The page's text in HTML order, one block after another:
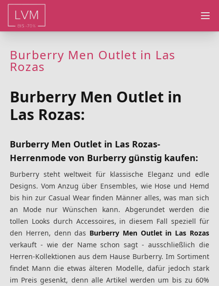
Burberry Men Outlet in Las
Rozas
Burberry Men Outlet in
Las Rozas:
Burberry Men Outlet in Las Rozas-
Herrenmode von Burberry günstig kaufen:
Burberry steht weltweit für klassische Eleganz und edle
Designs. Vom Anzug über Ensembles, wie Hose und Hemd
bis hin zur Casual Wear finden Männer alles, was man sich
an Mode nur Wünschen kann. Abgerundet werden die
tollen Looks durch Accessoires, in diesem Fall speziell für
den Herren, denn das Burberry Men Outlet in Las Rozas
verkauft - wie der Name schon sagt - ausschließlich die
Herren-Kollektionen aus dem Hause Burberry. Im Sortiment
findet Mann die etwas älteren Modelle, dafür jedoch stark
im Preis gesenkt, denn alle Artikel werden um bis zu 60%